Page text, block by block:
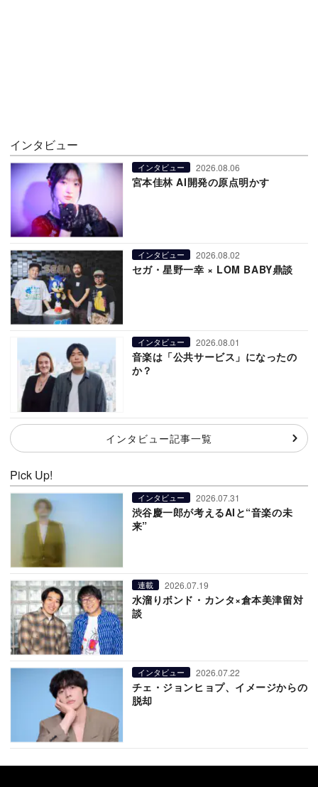
インタビュー
インタビュー 2026.08.06
宮本佳林 AI開発の原点明かす
インタビュー 2026.08.02
セガ・星野一幸 × LOM BABY鼎談
インタビュー 2026.08.01
音楽は「公共サービス」になったの
か？
インタビュー記事一覧
Pick Up!
インタビュー 2026.07.31
渋谷慶一郎が考えるAIと“音楽の未
来”
連載 2026.07.19
水溜りボンド・カンタ×倉本美津留対
談
インタビュー 2026.07.22
チェ・ジョンヒョプ、イメージからの
脱却